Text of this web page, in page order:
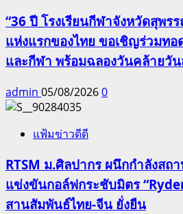
“36 ปี โรงเรียนกีฬาจังหวัดสุพร
แห่งแรกของไทย ขอเชิญร่วมทอ
และกีฬา พร้อมฉลองวันคล้ายวั
admin 05/08/20260
แฟ้มข่าวดีดี
RTSM ม.ศิลปากร ผนึกกำลังส
แข่งขันกอล์ฟกระชับมิตร
สานสัมพันธ์ไทย-จีน ยั่งยืน